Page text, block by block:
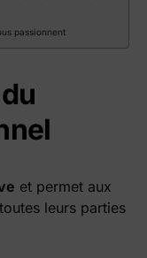
passionnent
et permet aux
leurs parties